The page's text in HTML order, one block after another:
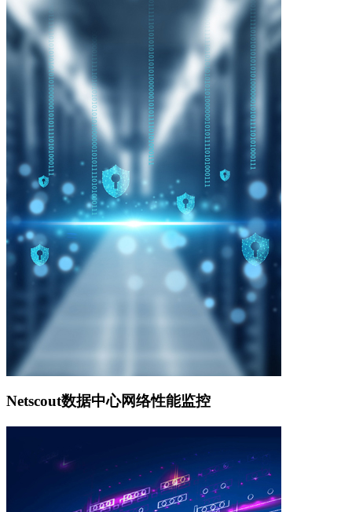
Netscout数据中心网络性能监控